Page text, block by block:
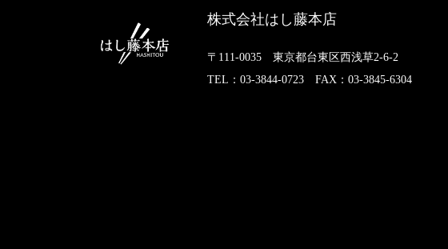
株式会社はし藤本店
〒111-0035 東京都台東区西浅草2-6-2
TEL：03-3844-0723 FAX：03-3845-6304